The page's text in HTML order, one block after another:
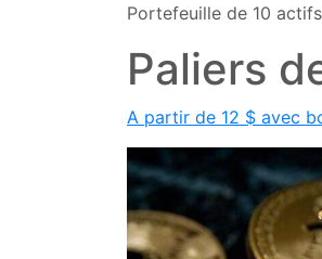
Portefeuille de 10
Paliers
A partir de 12 $ avec